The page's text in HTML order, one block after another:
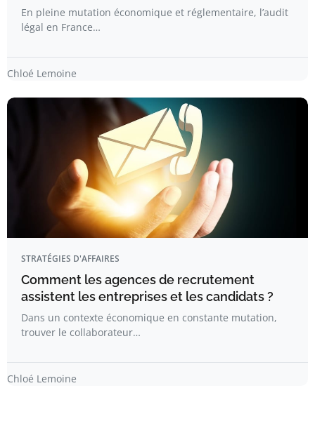
En pleine mutation économique et réglementaire, l’audit
légal en France…
Chloé Lemoine
STRATÉGIES D'AFFAIRES
Comment les agences de recrutement
assistent les entreprises et les candidats ?
Dans un contexte économique en constante mutation,
trouver le collaborateur…
Chloé Lemoine